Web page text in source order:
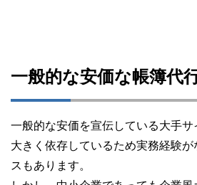
一般的な安価な帳簿代
一般的な安価を宣伝している大手
大きく依存しているため実務経験
スもあります。